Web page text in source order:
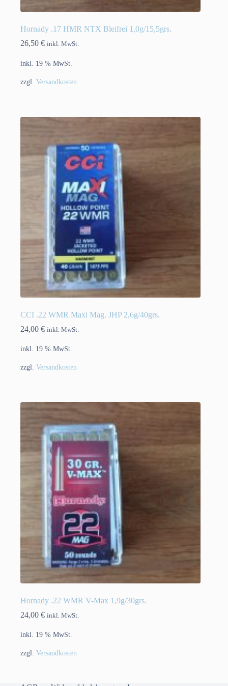
Hornady .17 HMR NTX Bleifrei 1,0g/15,5grs.
26,50 € inkl. MwSt.
inkl. 19 % MwSt.
zzgl. Versandkosten
CCI .22 WMR Maxi Mag. JHP 2,6g/40grs.
24,00 € inkl. MwSt.
inkl. 19 % MwSt.
zzgl. Versandkosten
Hornady .22 WMR V-Max 1,9g/30grs.
24,00 € inkl. MwSt.
inkl. 19 % MwSt.
zzgl. Versandkosten